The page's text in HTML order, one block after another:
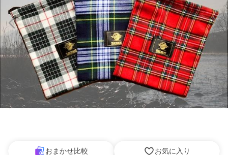
おまかせ比較 お気に入り